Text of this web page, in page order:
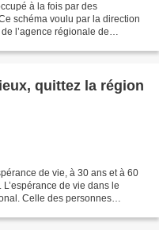
à la fois par des
schéma voulu par la direction
l’agence régionale de
quittez la région
de vie, à 30 ans et à 60
de vie dans le
Celle des personnes